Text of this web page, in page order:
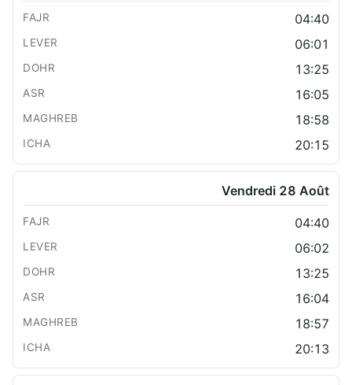
04:40
06:01
13:25
16:05
18:58
20:15
Vendredi 28 Août
04:40
06:02
13:25
16:04
18:57
20:13